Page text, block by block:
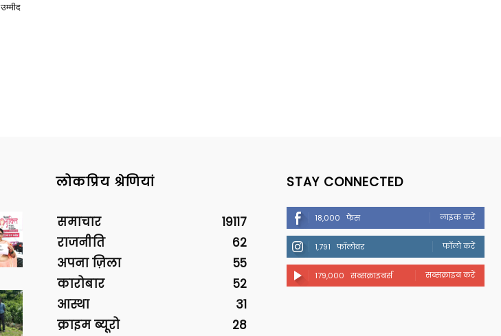
उम्मीद
लोकप्रिय श्रेणियां
समाचार
19117
राजनीति
62
अपना ज़िला
55
कारोबार
52
आस्था
31
क्राइम ब्यूरो
28
STAY CONNECTED
18,000 फैंस लाइक करें
1,791 फॉलोवर फॉलो करें
179,000 सब्सक्राइबर्स सब्सक्राइब करें